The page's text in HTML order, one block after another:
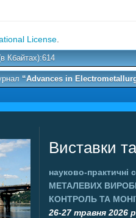
License
Кбайтах):614
“Advances in
Виставки
науково-практичні
МЕТАЛЕВИХ
КОНТРОЛЬ ТА
26-27 травня 2026